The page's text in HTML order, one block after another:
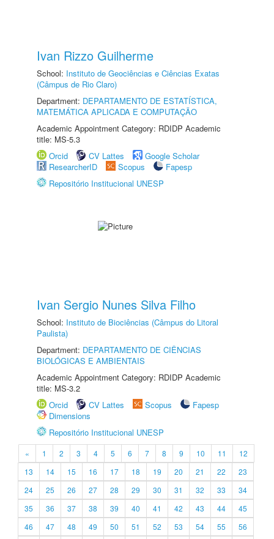
Ivan Rizzo Guilherme
School: Instituto de Geociências e Ciências Exatas
(Câmpus de Rio Claro)
Department: DEPARTAMENTO DE ESTATÍSTICA,
MATEMÁTICA APLICADA E COMPUTAÇÃO
Academic Appointment Category: RDIDP Academic
title: MS-5.3
Orcid
CV Lattes
Google Scholar
ResearcherID
Scopus
Fapesp
Repositório Institucional UNESP
Ivan Sergio Nunes Silva Filho
School: Instituto de Biociências (Câmpus do Litoral
Paulista)
Department: DEPARTAMENTO DE CIÊNCIAS
BIOLÓGICAS E AMBIENTAIS
Academic Appointment Category: RDIDP Academic
title: MS-3.2
Orcid
CV Lattes Scopus
Fapesp
Dimensions
Repositório Institucional UNESP
« 1 2 3 4 5 6 7 8 9 10 11
12
13
14 15 16 17 18 19 20 21 22
23
24
25 26 27 28 29 30 31 32 33
34
35
36 37 38 39 40 41 42 43 44
45
46
47 48 49 50 51 52 53 54 55
56